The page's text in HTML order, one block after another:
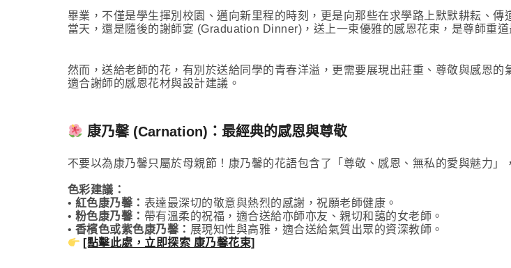
畢業，不僅是學生揮別校園、邁向新里程的時刻，更是向那些在求學路上默默耕耘、
當天，還是隨後的謝師宴 (Graduation Dinner)，送上一束優雅的感恩花束，是尊師重道
然而，送給老師的花，有別於送給同學的青春洋溢，更需要展現出莊重、尊敬與感恩
適合謝師的感恩花材與設計建議。
康乃馨 (Carnation)：最經典的感恩與尊敬
不要以為康乃馨只屬於母親節！康乃馨的花語包含了「尊敬、感恩、無私的愛與魅力」
色彩建議：
• 紅色康乃馨： 表達最深切的敬意與熱烈的感謝，祝願老師健康。
• 粉色康乃馨： 帶有溫柔的祝福，適合送給亦師亦友、親切和藹的女老師。
• 香檳色或紫色康乃馨： 展現知性與高雅，適合送給氣質出眾的資深教師。
[點擊此處，立即探索 康乃馨花束]